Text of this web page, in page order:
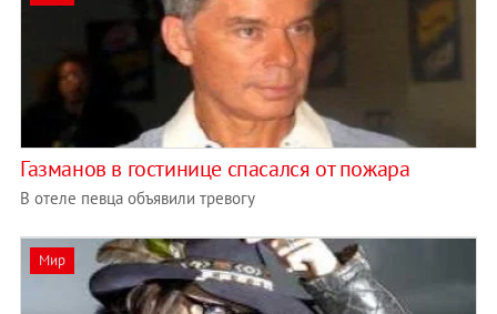
Газманов в гостинице спасался от пожара
В отеле певца объявили тревогу
Мир